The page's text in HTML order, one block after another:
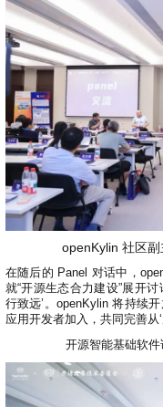
openKylin 社区
在随后的 Panel 对话中，
就“开源生态合力建设”展开讨
行致远’。openKylin 将持续
应用开发者加入，共同完善从
开源智能基础软